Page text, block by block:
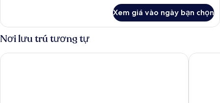
Family
Room
Xem giá vào ngày bạn chọn
Nơi lưu trú tương tự
The Social Hub Florence Belfiore Hotel